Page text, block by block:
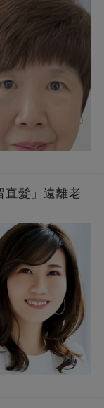
直髮」遠離老